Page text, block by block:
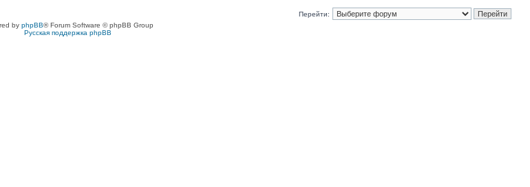
Перейти:
by phpBB® Forum Software © phpBB Group
Русская поддержка phpBB